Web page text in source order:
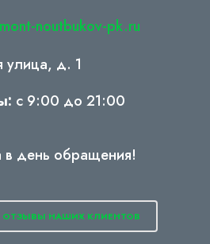
noutbukov-pk.ru
улица, д. 1
с 9:00 до 21:00
в день обращения!
ОТЗЫВЫ НАШИХ КЛИЕНТОВ